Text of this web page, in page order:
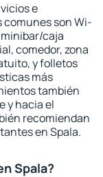
e
comunes son Wi-
caja
comedor, zona
y folletos
más
también
y hacia el
recomiendan
en Spala.
Spala?